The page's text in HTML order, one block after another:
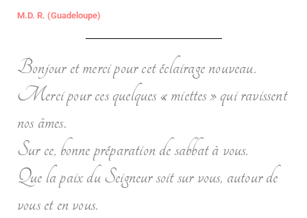
M.D. R. (Guadeloupe)
Bonjour et merci pour cet éclairage nouveau.
Merci pour ces quelques « miettes » qui ravissent
nos âmes.
Sur ce, bonne préparation de sabbat à vous.
Que la paix du Seigneur soit sur vous, autour de
vous et en vous.